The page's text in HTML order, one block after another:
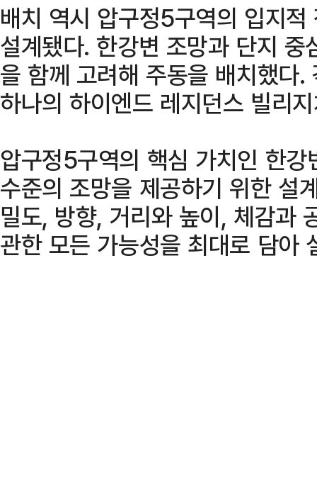
배치 역시 압구정5구역의 입지
설계됐다. 한강변 조망과 단지
을 함께 고려해 주동을 배치했다
하나의 하이엔드 레지던스 빌리
압구정5구역의 핵심 가치인 한
수준의 조망을 제공하기 위한 설
밀도, 방향, 거리와 높이, 체감과
관한 모든 가능성을 최대로 담아